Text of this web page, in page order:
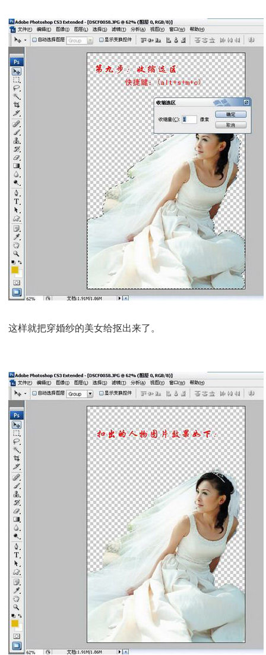
这样就把穿婚纱的美女给抠出来了。